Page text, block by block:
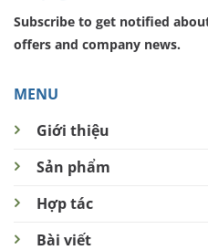
MENU
Giới thiệu
Sản phẩm
Hợp tác
Bài viết
Subscribe to get notified
offers and company news.